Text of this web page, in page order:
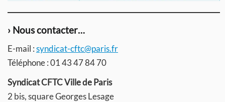
› Nous contacter…
E-mail :syndicat-cftc@paris.fr
Téléphone : 01 43 47 84 70
Syndicat CFTC Ville de Paris
2 bis, square Georges Lesage